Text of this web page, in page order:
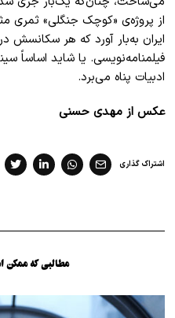
از پروژه‌ی «کوچک جنگلی» ثمری
ایران به‌بار آورد که هر سکانسش
فیلمنامه‌نویسی. یا شاید اساساً
ادبیات پناه ‌می‌برد.
عکس از مهدی حسنی
اشتراک گذاری
مطالبی که ممکن